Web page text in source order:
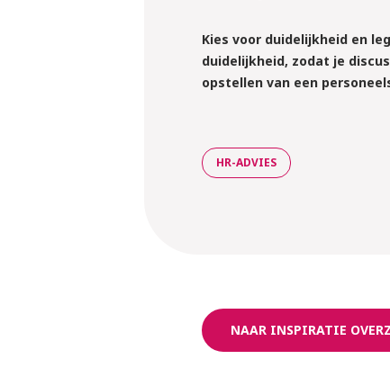
Kies voor duidelijkheid en
duidelijkheid, zodat je
opstellen van een
HR-ADVIES
NAAR INSPIRATIE